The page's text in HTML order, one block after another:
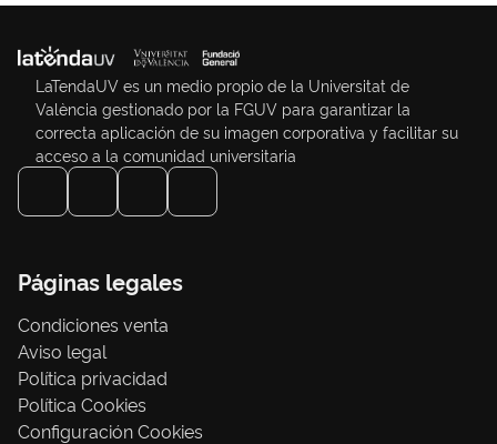
LaTendaUV es un medio propio de la Universitat de
València gestionado por la FGUV para garantizar la
correcta aplicación de su imagen corporativa y facilitar su
acceso a la comunidad universitaria
Páginas legales
Condiciones venta
Aviso legal
Política privacidad
Política Cookies
Configuración Cookies